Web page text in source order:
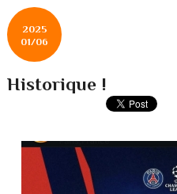
2025
01/06
Historique !